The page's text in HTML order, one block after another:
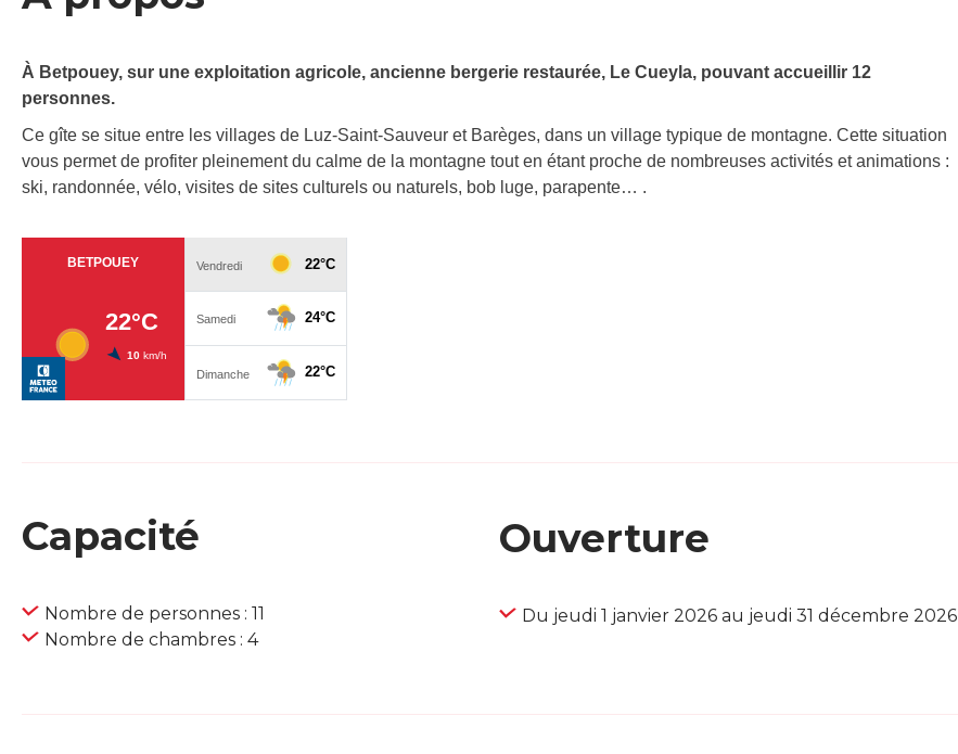
À Betpouey, sur une exploitation agricole, ancienne bergerie restaurée, Le Cueyla, pouvant accueillir 12
personnes.
Ce gîte se situe entre les villages de Luz-Saint-Sauveur et Barèges, dans un village typique de montagne. Cette situation
vous permet de profiter pleinement du calme de la montagne tout en étant proche de nombreuses activités et animations :
ski, randonnée, vélo, visites de sites culturels ou naturels, bob luge, parapente… .
Capacité
Nombre de personnes : 11
Nombre de chambres : 4
Ouverture
Du jeudi 1 janvier 2026 au jeudi 31 décembre 2026